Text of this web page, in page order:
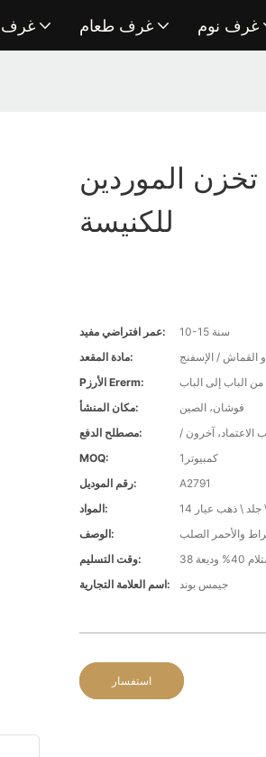
غرف غرف طعام غرف نوم
الموردين
للكنيسة
عمر افتراضي مفيد:
10-15 سنة
مادة المقعد:
القماش / الإسفنج
Pالأرز Ererm:
الباب إلى الباب
مكان المنشأ:
فوشان، الصين
مصطلح الدفع:
الاعتماد، آخرون
MOQ:
كمبيوتر1
رقم الموديل:
A2791
المواد:
\ ذهب عيار 14
الوصف:
وقت التسليم:
اسم العلامة التجارية:
جيمس بوند
استفسار